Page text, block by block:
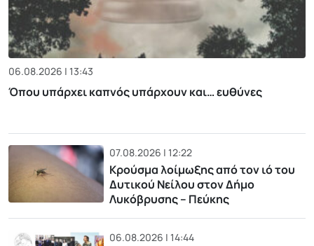
06.08.2026 | 13:43
Όπου υπάρχει καπνός υπάρχουν και… ευθύνες
07.08.2026 | 12:22
Κρούσμα λοίμωξης από τον ιό του
Δυτικού Νείλου στον Δήμο
Λυκόβρυσης – Πεύκης
06.08.2026 | 14:44